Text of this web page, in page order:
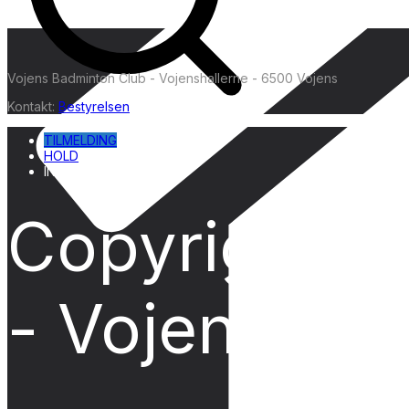
TILMELDING
HOLD
INFO
Vojens Badminton Club - Vojenshallerne - 6500 Vojens
Kontakt: Bestyrelsen
Copyright
-